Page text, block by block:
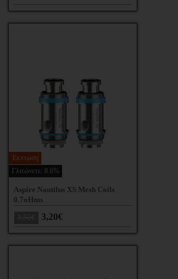
Aspire Nautilus XS Mesh Coils
0.7oHms
3,20€
Έκπτωση
Γλιτώνετε: 8.6%